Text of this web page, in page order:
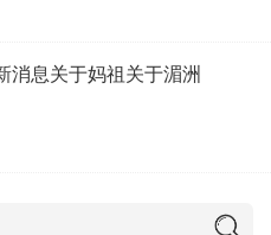
消息关于妈祖关于湄洲